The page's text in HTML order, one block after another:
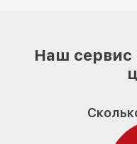
Наш сервис